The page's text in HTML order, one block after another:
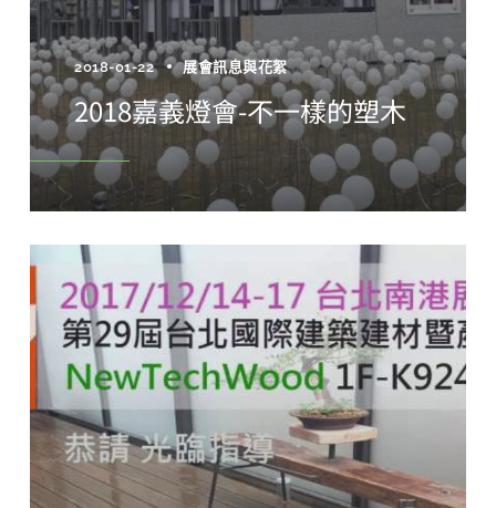
2018-01-22 展會訊息與花絮
2018嘉義燈會-不一樣的塑木